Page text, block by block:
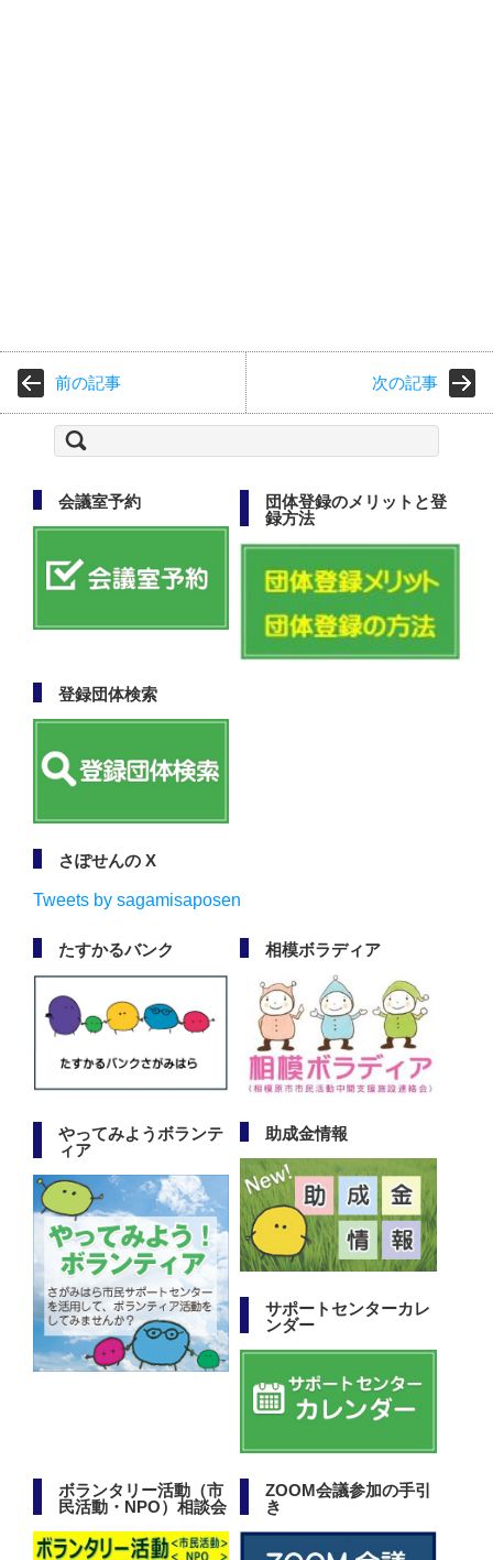
前の記事 次の記事
検
索:
会議室予約
団体登録のメリットと登
録方法
登録団体検索
さぽせんの X
Tweets by sagamisaposen
たすかるバンク 相模ボラディア
やってみようボランテ
ィア
助成金情報
サポートセンターカレ
ンダー
ボランタリー活動（市
民活動・NPO）相談会
ZOOM会議参加の手引
き